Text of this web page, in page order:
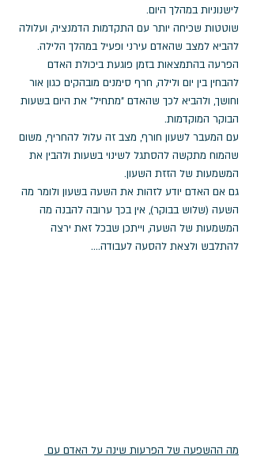
לישנוניות במהלך היום.
שוטטות שכיחה יותר עם התקדמות הדמנציה, ועלולה
להביא למצב שהאדם עירני ופעיל במהלך הלילה.
הפרעה בהתמצאות בזמן פוגעת ביכולת האדם
להבחין בין יום ולילה, חרף סימנים מובהקים כגון אור
וחושך, ולהביא לכך שהאדם "מתחיל" את היום בשעות
הבוקר המוקדמות.
עם המעבר לשעון חורף, מצב זה עלול להחריף, משום
שהמוח מתקשה להסתגל לשינוי בשעות ולהבין את
המשמעות של הזזת השעון.
גם אם האדם יודע לזהות את השעה בשעון ולומר מה
השעה (שלוש בבוקר), אין בכך ערובה להבנה מה
המשמעות של השעה, וייתכן שבכל זאת ירצה
להתלבש ולצאת להסעה לעבודה....
מה ההשפעה של הפרעות שינה על האדם עם